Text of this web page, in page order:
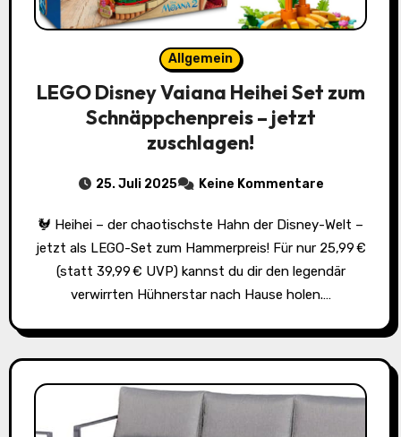
Allgemein
LEGO Disney Vaiana Heihei Set zum
Schnäppchenpreis – jetzt
zuschlagen!
25. Juli 2025 Keine Kommentare
🐓 Heihei – der chaotischste Hahn der Disney-Welt –
jetzt als LEGO-Set zum Hammerpreis! Für nur 25,99 €
(statt 39,99 € UVP) kannst du dir den legendär
verwirrten Hühnerstar nach Hause holen.…